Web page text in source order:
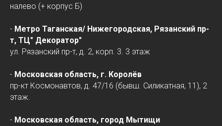
налево (+ корпус Б)
- Метро Таганская/ Нижегородская, Рязанский пр-
т, ТЦ" Декоратор"
ул. Рязанский пр-т, д. 2, корп. 3. 3 этаж
- Московская область, г. Королёв
пр-кт Космонавтов, д. 47/16 (бывш. Силикатная, 11), 2
этаж.
- Московская область, город Мытищи